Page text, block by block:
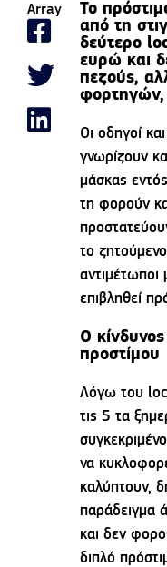
Array
Το
από τη
δεύτερο
ευρώ και
πεζούς,
Οι οδηγοί
γνωρίζουν
μάσκας
τη φορούν
το
αντιμέτωποι
επιβληθεί
Ο
προστίμου
Λόγω του
τις 5 τα
να
καλύπτουν,
παράδειγμα
και δεν
διπλό